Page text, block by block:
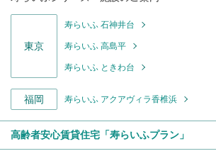
東京
寿らいふ 石神井台
寿らいふ 高島平
寿らいふ ときわ台
福岡 寿らいふ アクアヴィラ香椎浜
高齢者安心賃貸住宅「寿らいふプラン」